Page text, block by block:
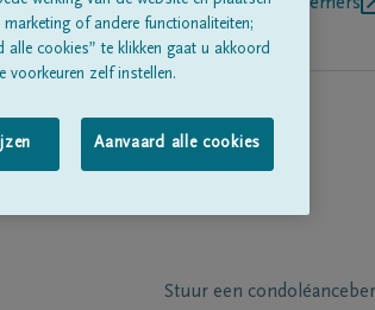
Stuur een
of andere functionaliteiten;
cookies” te klikken gaat u akkoord
zelf instellen.
Aanvaard alle cookies